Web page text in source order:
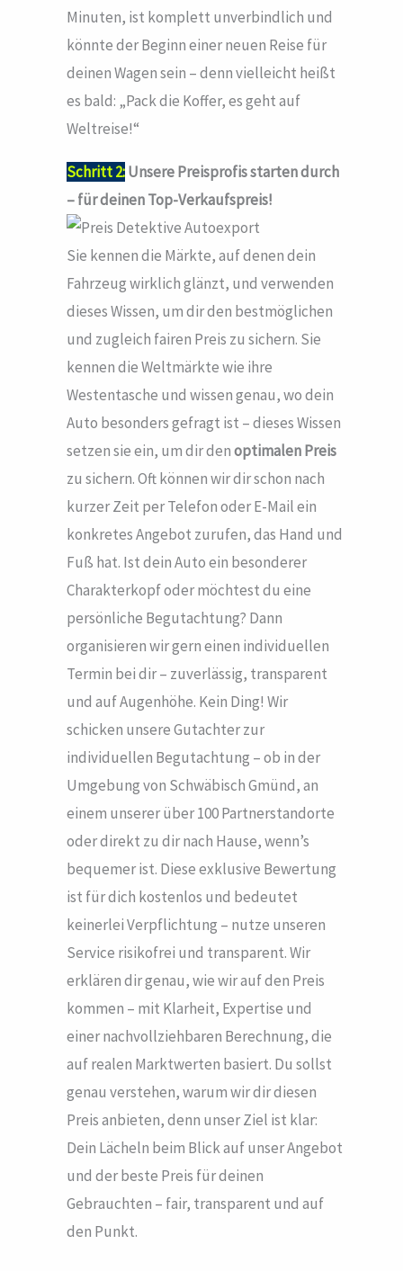
Minuten, ist komplett unverbindlich und
könnte der Beginn einer neuen Reise für
deinen Wagen sein – denn vielleicht heißt
es bald: „Pack die Koffer, es geht auf
Weltreise!“
Schritt 2:Unsere Preisprofis starten durch
– für deinen Top-Verkaufspreis!
Sie kennen die Märkte, auf denen dein
Fahrzeug wirklich glänzt, und verwenden
dieses Wissen, um dir den bestmöglichen
und zugleich fairen Preis zu sichern. Sie
kennen die Weltmärkte wie ihre
Westentasche und wissen genau, wo dein
Auto besonders gefragt ist – dieses Wissen
setzen sie ein, um dir denoptimalen Preis
zu sichern. Oft können wir dir schon nach
kurzer Zeit per Telefon oder E-Mail ein
konkretes Angebot zurufen, das Hand und
Fuß hat. Ist dein Auto ein besonderer
Charakterkopf oder möchtest du eine
persönliche Begutachtung? Dann
organisieren wir gern einen individuellen
Termin bei dir – zuverlässig, transparent
und auf Augenhöhe. Kein Ding! Wir
schicken unsere Gutachter zur
individuellen Begutachtung – ob in der
Umgebung von Schwäbisch Gmünd, an
einem unserer über 100 Partnerstandorte
oder direkt zu dir nach Hause, wenn’s
bequemer ist. Diese exklusive Bewertung
ist für dich kostenlos und bedeutet
keinerlei Verpflichtung – nutze unseren
Service risikofrei und transparent. Wir
erklären dir genau, wie wir auf den Preis
kommen – mit Klarheit, Expertise und
einer nachvollziehbaren Berechnung, die
auf realen Marktwerten basiert. Du sollst
genau verstehen, warum wir dir diesen
Preis anbieten, denn unser Ziel ist klar:
Dein Lächeln beim Blick auf unser Angebot
und der beste Preis für deinen
Gebrauchten – fair, transparent und auf
den Punkt.